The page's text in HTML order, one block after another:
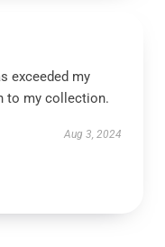
exceeded my
to my collection.
Aug 3, 2024